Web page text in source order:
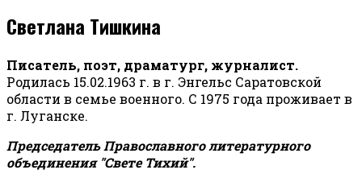
Светлана Тишкина
Писатель, поэт, драматург, журналист.
Родилась 15.02.1963 г. в г. Энгельс Саратовской
области в семье военного. С 1975 года проживает в
г. Луганске.
Председатель Православного литературного
объединения "Свете Тихий".